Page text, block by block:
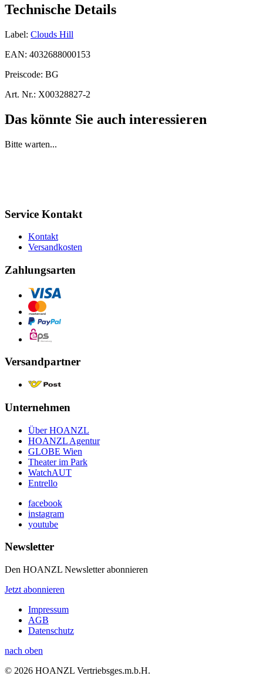
Technische Details
Label: Clouds Hill
EAN: 4032688000153
Preiscode: BG
Art. Nr.: X00328827-2
Das könnte Sie auch interessieren
Bitte warten...
Service Kontakt
Kontakt
Versandkosten
Zahlungsarten
Versandpartner
Unternehmen
Über HOANZL
HOANZL Agentur
GLOBE Wien
Theater im Park
WatchAUT
Entrello
facebook
instagram
youtube
Newsletter
Den HOANZL Newsletter abonnieren
Jetzt abonnieren
Impressum
AGB
Datenschutz
nach oben
© 2026 HOANZL Vertriebsges.m.b.H.